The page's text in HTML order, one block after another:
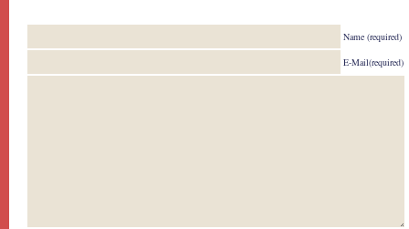
Name (required)
E-Mail(required)